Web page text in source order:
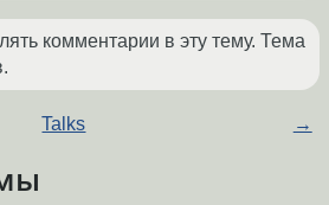
комментарии в эту тему. Тема
Talks →